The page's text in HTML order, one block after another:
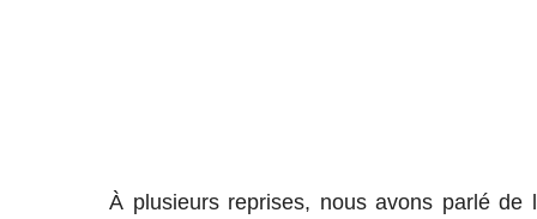
À plusieurs reprises, nous avons parlé